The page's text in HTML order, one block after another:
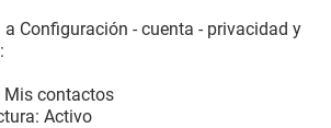
a Configuración - cuenta - privacidad y
Mis contactos
Activo